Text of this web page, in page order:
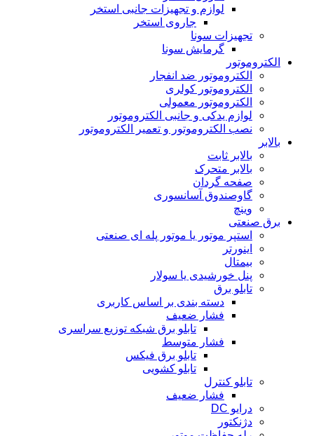
لوازم و تجهیزات جانبی استخر
جاروی استخر
تجهیزات سونا
گرمایش سونا
الکتروموتور
الکتروموتور ضد انفجار
الکتروموتور کولری
الکتروموتور معمولی
لوازم یدکی و جانبی الکتروموتور
نصب الکتروموتور و تعمیر الکتروموتور
بالابر
بالابر ثابت
بالابر متحرک
صفحه گردان
گاوصندوق آسانسوری
وینچ
برق صنعتی
استپر موتور یا موتور پله ای صنعتی
اینورتر
بیمتال
پنل خورشیدی یا سولار
تابلو برق
دسته بندی بر اساس کاربری
فشار ضعیف
تابلو برق شبکه توزیع سراسری
فشار متوسط
تابلو برق فیکس
تابلو کشویی
تابلو کنترل
فشار ضعیف
درایو DC
دژنکتور